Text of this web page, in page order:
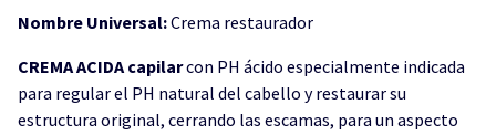
Nombre Universal:Crema restaurador
CREMA ACIDA capilarcon PH ácido especialmente indicada
para regular el PH natural del cabello y restaurar su
estructura original, cerrando las escamas, para un aspecto